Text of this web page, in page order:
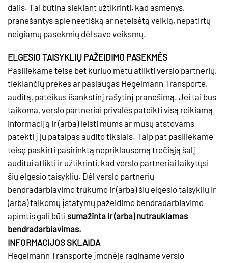
dalis. Tai būtina siekiant užtikrinti, kad asmenys,
pranešantys apie neetišką ar neteisėtą veiklą, nepatirtų
neigiamų pasekmių dėl savo veiksmų.
ELGESIO TAISYKLIŲ PAŽEIDIMO PASEKMĖS
Pasiliekame teisę bet kuriuo metu atlikti verslo partnerių,
tiekiančių prekes ar paslaugas Hegelmann Transporte,
auditą, pateikus išankstinį rašytinį pranešimą. Jei tai bus
taikoma, verslo partneriai privalės pateikti visą reikiamą
informaciją ir (arba) leisti mums ar mūsų atstovams
patekti į jų patalpas audito tikslais. Taip pat pasiliekame
teisę paskirti pasirinktą nepriklausomą trečiąją šalį
auditui atlikti ir užtikrinti, kad verslo partneriai laikytųsi
šių elgesio taisyklių. Dėl verslo partnerių
bendradarbiavimo trūkumo ir (arba) šių elgesio taisyklių ir
(arba) taikomų įstatymų pažeidimo bendradarbiavimo
apimtis gali būti sumažinta ir (arba) nutraukiamas
bendradarbiavimas.
INFORMACIJOS SKLAIDA
Hegelmann Transporte įmonėje raginame verslo